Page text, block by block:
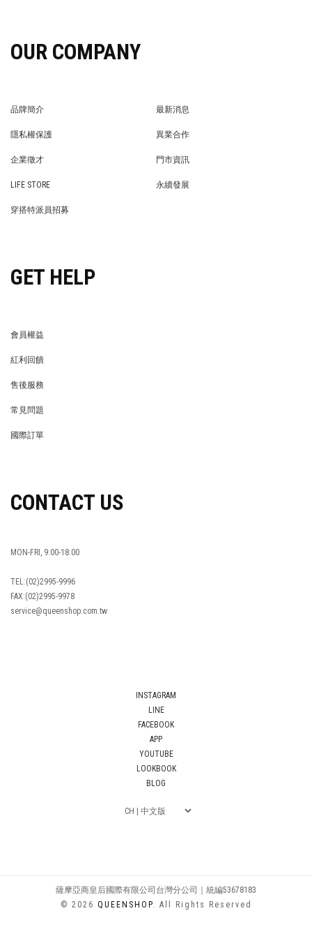
OUR COMPANY
品牌簡介
最新消息
隱私權保護
異業合作
企業徵才
門市資訊
LIFE STORE
永續發展
穿搭特派員招募
GET HELP
會員權益
紅利回饋
售後服務
常見問題
國際訂單
CONTACT US
MON-FRI, 9:00-18:00
TEL:(02)2995-9996
FAX:(02)2995-9978
service@queenshop.com.tw
INSTAGRAM
LINE
FACEBOOK
APP
YOUTUBE
LOOKBOOK
BLOG
薩摩亞商皇后國際有限公司台灣分公司｜統編53678183
© 2026 QUEENSHOP. All Rights Reserved